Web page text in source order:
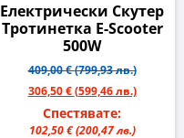
Електрически Скутер
Тротинетка E-Scooter
500W
409,00 €(799,93 лв.)
306,50 €(599,46 лв.)
Спестявате:
102,50 €(200,47 лв.)